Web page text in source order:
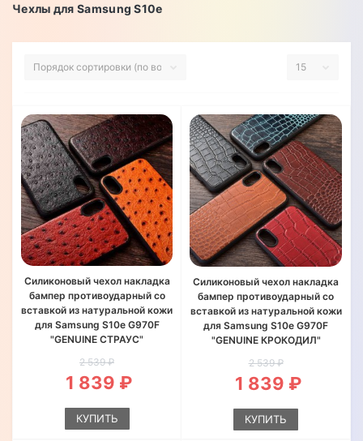
Чехлы для Samsung S10e
Силиконовый чехол накладка
бампер противоударный со
вставкой из натуральной кожи
для Samsung S10e G970F
"GENUINE СТРАУС"
2 539 ₽
1 839 ₽
КУПИТЬ
Силиконовый чехол накладка
бампер противоударный со
вставкой из натуральной кожи
для Samsung S10e G970F
"GENUINE КРОКОДИЛ"
2 539 ₽
1 839 ₽
КУПИТЬ